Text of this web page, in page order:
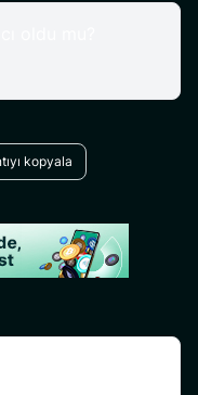
kopyala